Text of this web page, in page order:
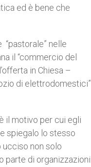
ed è bene che
nelle
il “commercio del
in Chiesa –
di elettrodomestici”
il motivo per cui egli
spiegalo lo stesso
ucciso non solo
parte di organizzazioni